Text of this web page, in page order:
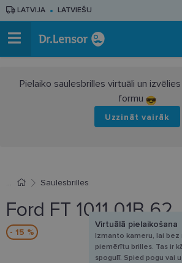
LATVIJA LATVIEŠU
Pielaiko saulesbrilles virtuāli un
formu
Uzzināt vairāk
Saulesbrilles
Ford FT 1011 01B 62
- 15 %
Virtuālā pielaikošana
Izmanto kameru, lai bez
piemērītu brilles. Tas ir
spogulī. Spied pogu vai